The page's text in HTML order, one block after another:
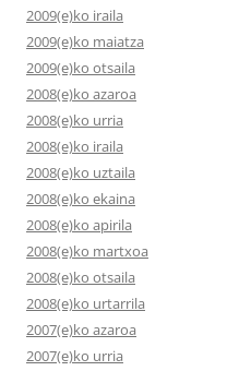
2009(e)ko iraila
2009(e)ko maiatza
2009(e)ko otsaila
2008(e)ko azaroa
2008(e)ko urria
2008(e)ko iraila
2008(e)ko uztaila
2008(e)ko ekaina
2008(e)ko apirila
2008(e)ko martxoa
2008(e)ko otsaila
2008(e)ko urtarrila
2007(e)ko azaroa
2007(e)ko urria